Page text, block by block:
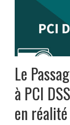
Le
à PCI
en